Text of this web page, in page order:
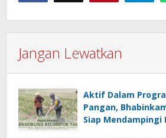
Jangan Lewatkan
Aktif Dalam
Pangan,
Siap Mendampingi